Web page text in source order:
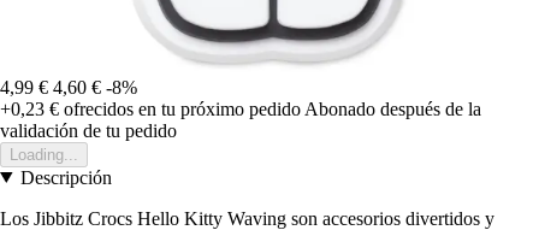
4,99 € 4,60 € -8%
+0,23 € ofrecidos en tu próximo pedido Abonado después de la
validación de tu pedido
Loading...
Descripción
Los Jibbitz Crocs Hello Kitty Waving son accesorios divertidos y